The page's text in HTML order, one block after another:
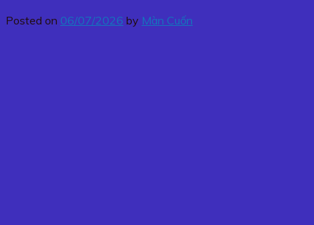
Posted on 06/07/2026 by Màn Cuốn